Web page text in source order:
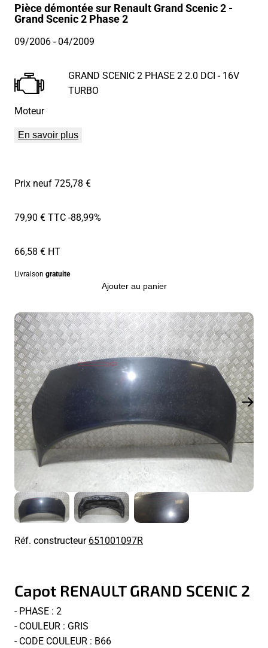
Pièce démontée sur Renault Grand Scenic 2 -
Grand Scenic 2 Phase 2
09/2006- 04/2009
Moteur
GRAND SCENIC 2 PHASE 2 2.0 DCI - 16V
TURBO
En savoir plus
Prix neuf 725,78 €
79,90 € TTC-88,99%
66,58 € HT
Livraison gratuite
Ajouter au panier
Réf. constructeur651001097R
Capot RENAULT GRAND SCENIC 2
- PHASE : 2
- COULEUR : GRIS
- CODE COULEUR : B66